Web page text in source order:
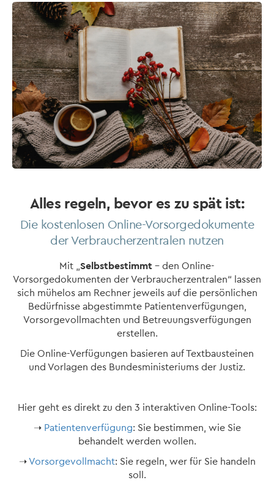
Alles regeln, bevor es zu spät ist:
Die kostenlosen Online-Vorsorgedokumente
der Verbraucherzentralen nutzen
Mit „ Selbstbestimmt – den Online-
Vorsorgedokumenten der Verbraucherzentralen“ lassen
sich mühelos am Rechner jeweils auf die persönlichen
Bedürfnisse abgestimmte Patientenverfügungen,
Vorsorgevollmachten und Betreuungsverfügungen
erstellen.
Die Online-Verfügungen basieren auf Textbausteinen
und Vorlagen des Bundesministeriums der Justiz.
Hier geht es direkt zu den 3 interaktiven Online-Tools:
➝ Patientenverfügung: Sie bestimmen, wie Sie
behandelt werden wollen.
➝Vorsorgevollmacht: Sie regeln, wer für Sie handeln
soll.